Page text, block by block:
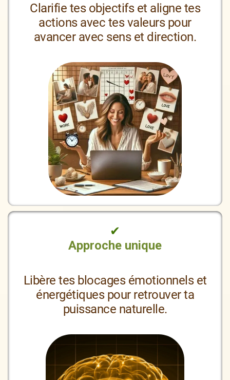
Clarifie tes objectifs et aligne tes
actions avec tes valeurs pour
avancer avec sens et direction.
✔
Approche unique
Libère tes blocages émotionnels et
énergétiques pour retrouver ta
puissance naturelle.